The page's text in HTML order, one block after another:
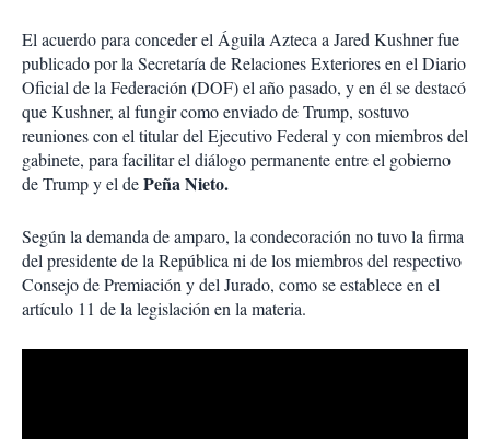
El acuerdo para conceder el Águila Azteca a Jared Kushner fue
publicado por la Secretaría de Relaciones Exteriores en el Diario
Oficial de la Federación (DOF) el año pasado, y en él se destacó
que Kushner, al fungir como enviado de Trump, sostuvo
reuniones con el titular del Ejecutivo Federal y con miembros del
gabinete, para facilitar el diálogo permanente entre el gobierno
de Trump y el dePeña Nieto.
Según la demanda de amparo, la condecoración no tuvo la firma
del presidente de la República ni de los miembros del respectivo
Consejo de Premiación y del Jurado, como se establece en el
artículo 11 de la legislación en la materia.